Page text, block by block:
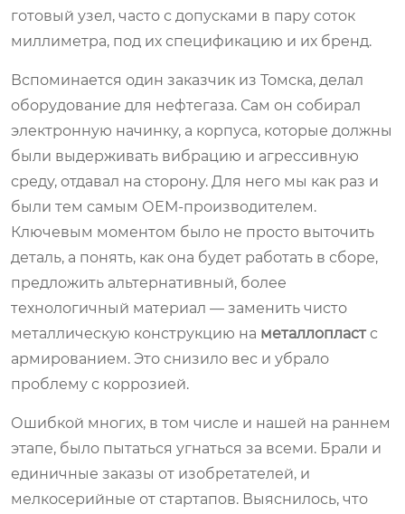
готовый узел, часто с допусками в пару соток
миллиметра, под их спецификацию и их бренд.
Вспоминается один заказчик из Томска, делал
оборудование для нефтегаза. Сам он собирал
электронную начинку, а корпуса, которые должны
были выдерживать вибрацию и агрессивную
среду, отдавал на сторону. Для него мы как раз и
были тем самым ОЕМ-производителем.
Ключевым моментом было не просто выточить
деталь, а понять, как она будет работать в сборе,
предложить альтернативный, более
технологичный материал — заменить чисто
металлическую конструкцию на металлопластс
армированием. Это снизило вес и убрало
проблему с коррозией.
Ошибкой многих, в том числе и нашей на раннем
этапе, было пытаться угнаться за всеми. Брали и
единичные заказы от изобретателей, и
мелкосерийные от стартапов. Выяснилось, что